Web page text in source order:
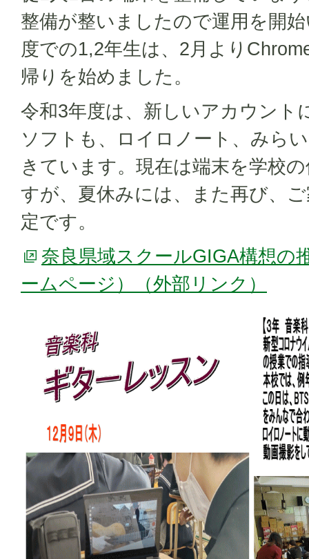
整備が整いましたので運用を開
度での1,2年生は、2月より
帰りを始めました。
令和3年度は、新しいアカウント
ソフトも、ロイロノート、みら
きています。現在は端末を学校
すが、夏休みには、また再び、
定です。
奈良県域スクールGIGA構想の
ームページ）（外部リンク）